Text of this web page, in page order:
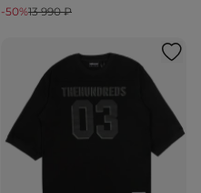
-50%13 990 ₽